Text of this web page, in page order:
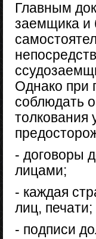
Главным
заемщика и
Однако при
соблюдать
толкования
- договоры
лицами;
- каждая
лиц, печати;
- подписи